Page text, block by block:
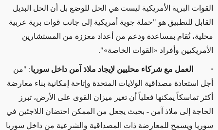
القوات البرية الأمريكية ليست هي الحل للوضع بل أن الحل البديل
القابل للتطبيق هو "حملة جوية أمريكية إلى جانب قوات برية عربية
محلية، تُقام بمساعدة ودعم من أعداد معززة من المستشارين
الأمريكيين وأفراد «القوات الخاصة»".
· العمل مع شركاء محليين لإيجاد ملاذ آمن داخل سوريا: "من
أجل استعادة مصداقية الولايات المتحدة وإتاحة إمكانية بناء معارضة
أكثر تماسكاً يمكنها فعلياً أن تغير ميزان القوى على الأرض، تبرز
الحاجة إلى ملاذ آمن - بحيث يجعل من الممكن احتضان اللاجئين في
سوريا ويسمح للمعارضة ذات المصداقية والشرعية من داخل سوريا